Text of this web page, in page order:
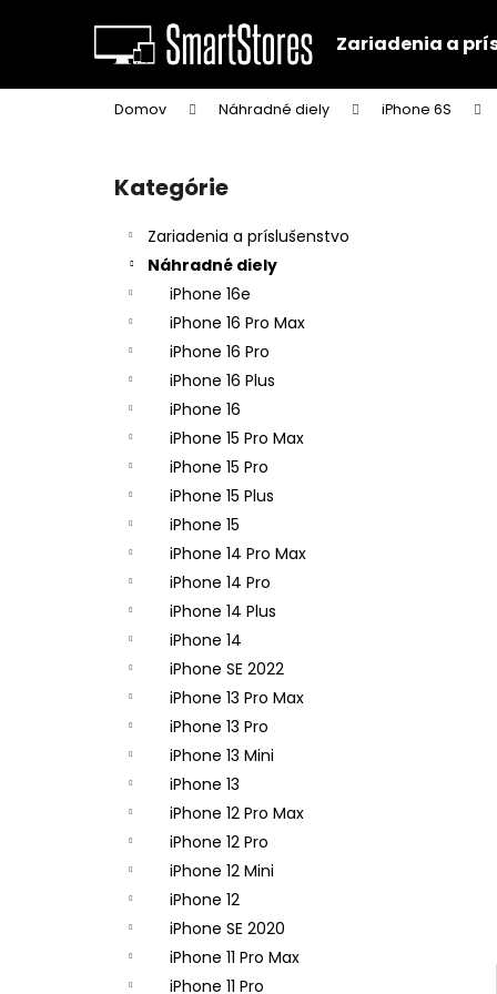
Zariadenia a
Domov Náhradné diely iPhone 6S
Preskočiť
kategórie
Kategórie
Zariadenia a príslušenstvo
Náhradné diely
iPhone 16e
iPhone 16 Pro Max
iPhone 16 Pro
iPhone 16 Plus
iPhone 16
iPhone 15 Pro Max
iPhone 15 Pro
iPhone 15 Plus
iPhone 15
iPhone 14 Pro Max
iPhone 14 Pro
iPhone 14 Plus
iPhone 14
iPhone SE 2022
iPhone 13 Pro Max
iPhone 13 Pro
iPhone 13 Mini
iPhone 13
iPhone 12 Pro Max
iPhone 12 Pro
iPhone 12 Mini
iPhone 12
iPhone SE 2020
iPhone 11 Pro Max
iPhone 11 Pro
í
Späť
do
obchodu
Späť
do
obchodu
APPLE IPHONE 14 PRO - ZADNÁ KAMERA
- ORIGINAL APPLE
65,90 €